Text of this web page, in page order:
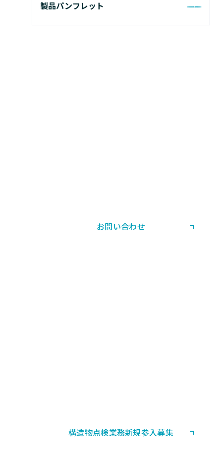
製品パンフレット
お問い合わせ
構造物点検業務新規参入募集